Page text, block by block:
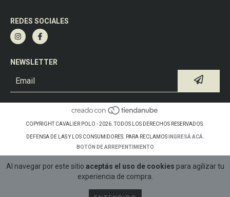
Al navegar por este sitio aceptás el uso de cookies para agilizar tu
experiencia de compra.
REDES SOCIALES
NEWSLETTER
COPYRIGHT CAVALIER POLO - 2026. TODOS LOS DERECHOS RESERVADOS.
DEFENSA DE LAS Y LOS CONSUMIDORES. PARA RECLAMOS
INGRESÁ ACÁ.
BOTÓN DE ARREPENTIMIENTO